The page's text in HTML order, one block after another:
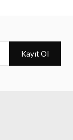
Kayıt Ol